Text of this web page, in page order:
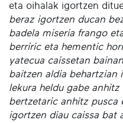
eta oihalak igortzen
beraz igortzen ducan
badela miseria frango
berriric eta hementic
yatecua caissetan
baitzen aldia behartzian
lekura heldu gabe
bertzetaric anhitz pusca
igortzen diau caissa bat